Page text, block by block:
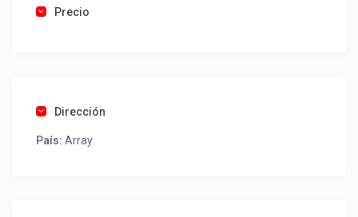
Una foto de cuenta de luz o agua o gas que acredite
como un profesional sin COMISIONES ni ESTAFAS.
Tel contacto propiedad:
Precio
Dirección
País: Array